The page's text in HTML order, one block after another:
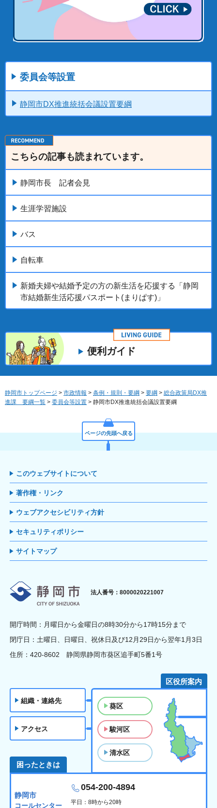
委員会等設置
静岡市DX推進統括会議設置要綱
こちらの記事も読まれています。
静岡市長 記者会見
生涯学習施設
バス
自転車
新婚夫婦や結婚予定の方の新生活を応援する「静岡
市結婚新生活応援パスポート(まりぱす)」
便利ガイド
静岡市トップページ > 市政情報 > 条例・規則・要綱 > 要綱 > 総合政策局DX推
進課 要綱一覧 > 委員会等設置 > 静岡市DX推進統括会議設置要綱
ページの先頭へ戻る
このウェブサイトについて
著作権・リンク
ウェブアクセシビリティ方針
セキュリティポリシー
サイトマップ
静岡市
法人番号：8000020221007
開庁時間：月曜日から金曜日の8時30分から17時15分まで
閉庁日：土曜日、日曜日、祝休日及び12月29日から翌年1月3日
住所：420-8602 静岡県静岡市葵区追手町5番1号
組織・連絡先
アクセス
区役所案内
葵区
駿河区
清水区
困ったときは
静岡市
コールセンター
054-200-4894
平日：8時から20時